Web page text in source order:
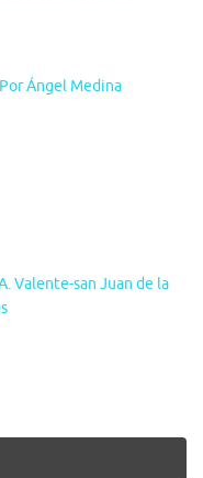
Ángel Medina
Valente-san Juan de la